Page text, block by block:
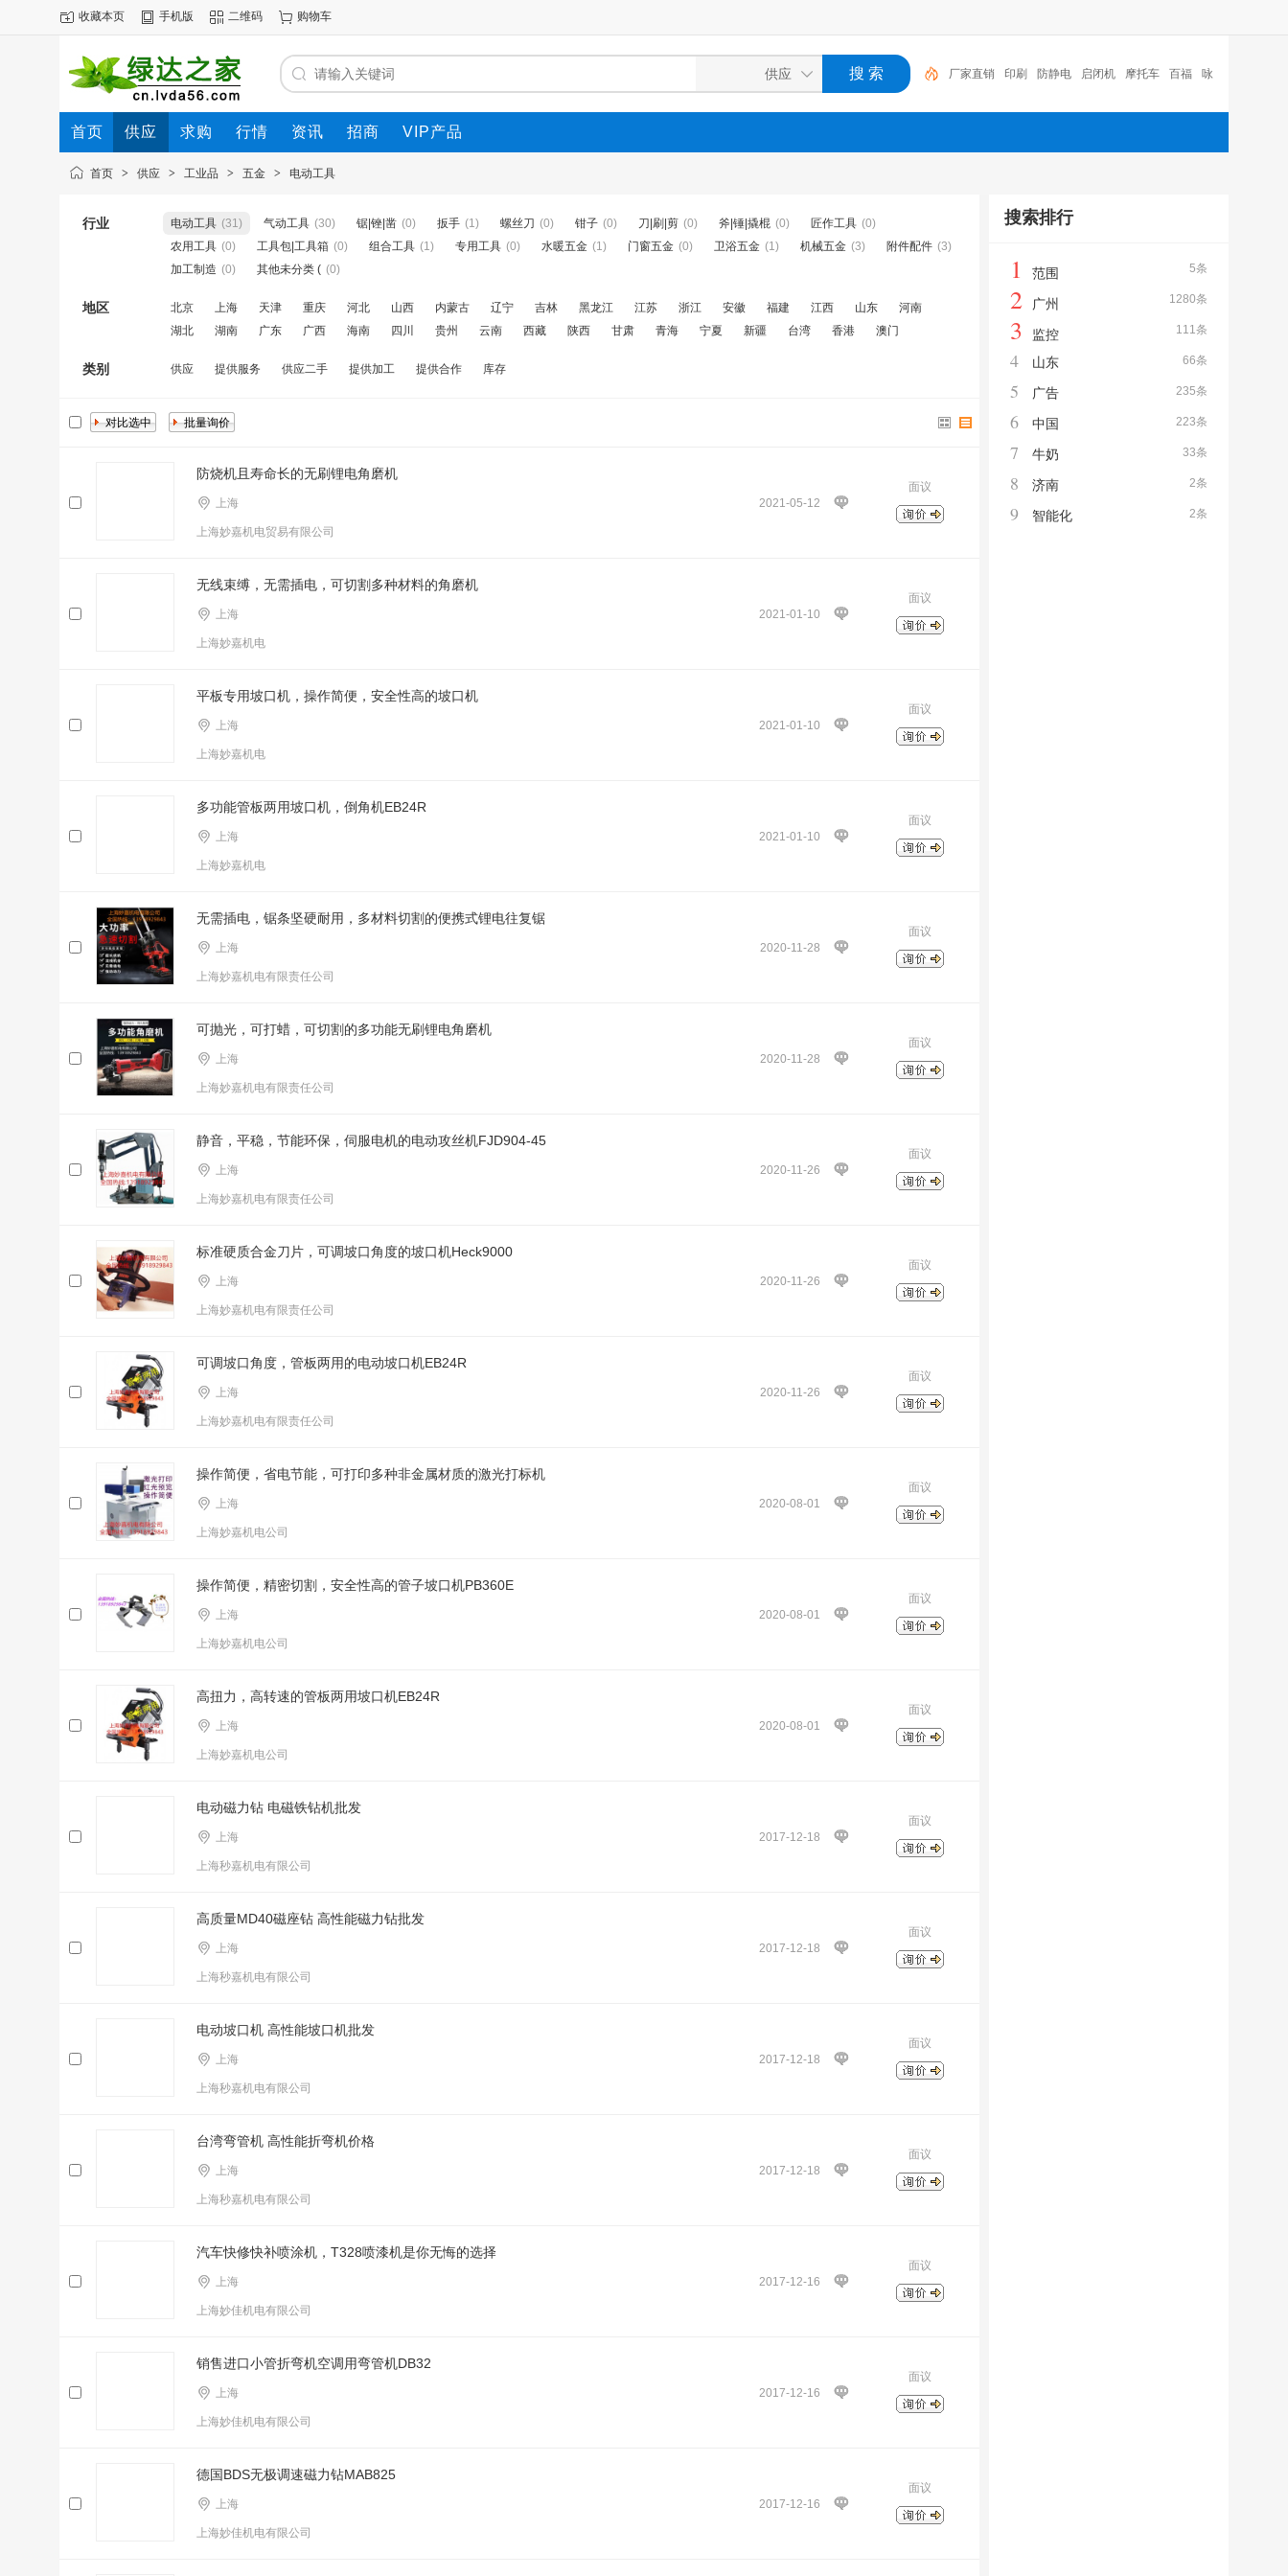
收藏本页 手机版 二维码 购物车
厂家直销 印刷 防静电 启闭机 摩托车 百福 咏
玖进出口 体验桌 扑克 广州
首页 供应 求购 行情 资讯 招商 VIP产品
首页 > 供应 > 工业品 > 五金 > 电动工具
行业 电动工具 (31) 气动工具 (30) 锯|锉|凿 (0) 扳手 (1) 螺丝刀 (0) 钳子 (0) 刀|刷|剪 (0) 斧|锤|撬棍 (0) 匠作工具 (0)
农用工具 (0) 工具包|工具箱 (0) 组合工具 (1) 专用工具 (0) 水暖五金 (1) 门窗五金 (0) 卫浴五金 (1) 机械五金 (3) 附件配件 (3)
加工制造 (0) 其他未分类 ( (0)
地区 北京 上海 天津 重庆 河北 山西 内蒙古 辽宁 吉林 黑龙江 江苏 浙江 安徽 福建 江西 山东
河南
湖北
湖南 广东 广西 海南 四川 贵州 云南 西藏 陕西 甘肃 青海 宁夏 新疆 台湾 香港 澳门
类别 供应 提供服务 供应二手 提供加工 提供合作 库存
防烧机且寿命长的无刷锂电角磨机
2021-05-12
上海
上海妙嘉机电贸易有限公司
面议
无线束缚，无需插电，可切割多种材料的角磨机
2021-01-10
上海
上海妙嘉机电
面议
平板专用坡口机，操作简便，安全性高的坡口机
2021-01-10
上海
上海妙嘉机电
面议
多功能管板两用坡口机，倒角机EB24R
2021-01-10
上海
上海妙嘉机电
面议
无需插电，锯条坚硬耐用，多材料切割的便携式锂电往复锯
2020-11-28
上海
上海妙嘉机电有限责任公司
面议
可抛光，可打蜡，可切割的多功能无刷锂电角磨机
2020-11-28
上海
上海妙嘉机电有限责任公司
面议
静音，平稳，节能环保，伺服电机的电动攻丝机FJD904-45
2020-11-26
上海
上海妙嘉机电有限责任公司
面议
标准硬质合金刀片，可调坡口角度的坡口机Heck9000
2020-11-26
上海
上海妙嘉机电有限责任公司
面议
可调坡口角度，管板两用的电动坡口机EB24R
2020-11-26
上海
上海妙嘉机电有限责任公司
面议
操作简便，省电节能，可打印多种非金属材质的激光打标机
2020-08-01
上海
上海妙嘉机电公司
面议
操作简便，精密切割，安全性高的管子坡口机PB360E
2020-08-01
上海
上海妙嘉机电公司
面议
高扭力，高转速的管板两用坡口机EB24R
2020-08-01
上海
上海妙嘉机电公司
面议
电动磁力钻 电磁铁钻机批发
2017-12-18
上海
上海秒嘉机电有限公司
面议
高质量MD40磁座钻 高性能磁力钻批发
2017-12-18
上海
上海秒嘉机电有限公司
面议
电动坡口机 高性能坡口机批发
2017-12-18
上海
上海秒嘉机电有限公司
面议
台湾弯管机 高性能折弯机价格
2017-12-18
上海
上海秒嘉机电有限公司
面议
汽车快修快补喷涂机，T328喷漆机是你无悔的选择
2017-12-16
上海
上海妙佳机电有限公司
面议
销售进口小管折弯机空调用弯管机DB32
2017-12-16
上海
上海妙佳机电有限公司
面议
德国BDS无极调速磁力钻MAB825
2017-12-16
上海
上海妙佳机电有限公司
面议
搜索排行
5条
1 范围
1280条
2 广州
111条
3 监控
66条
4 山东
235条
5 广告
223条
6 中国
33条
7 牛奶
2条
8 济南
2条
9 智能化